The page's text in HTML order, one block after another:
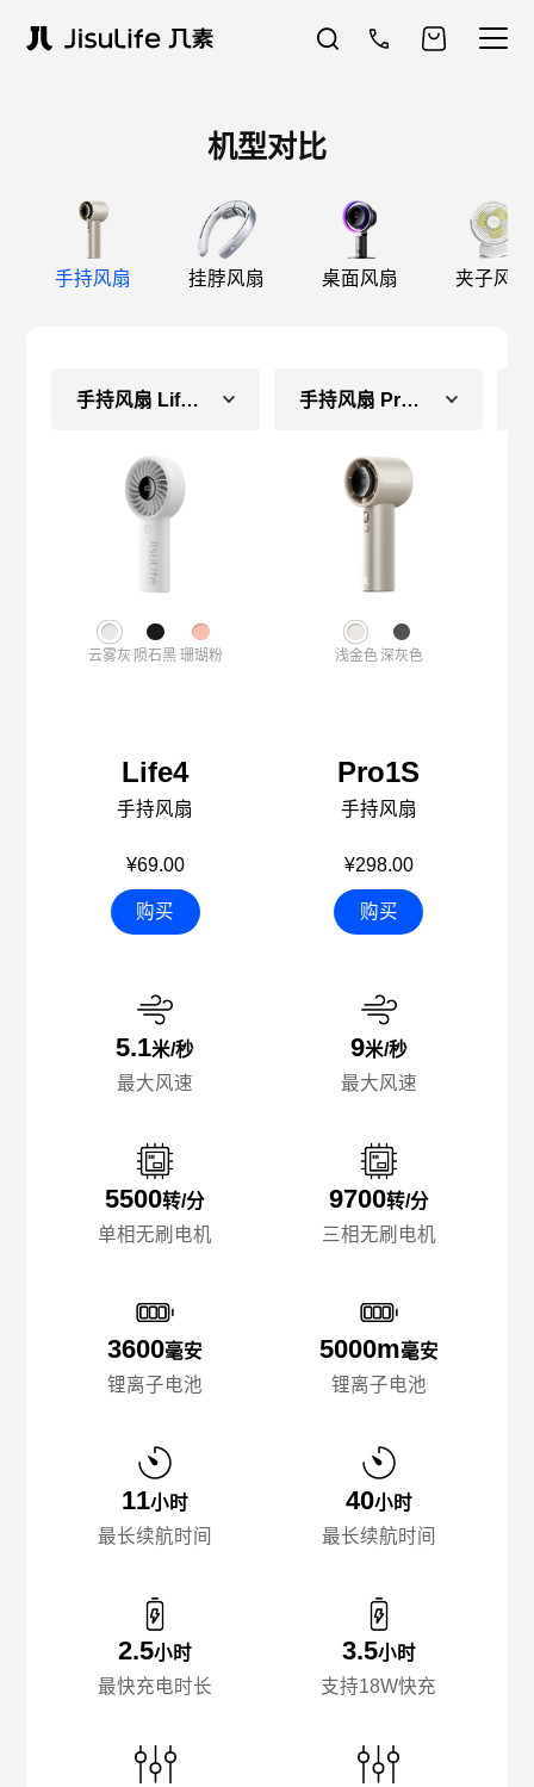
机型对比
手持风扇 挂脖风扇 桌面风扇 夹子风扇
手持风扇 Life4（常规款）
云雾灰 陨石黑 珊瑚粉
Life4
手持风扇
¥69.00
购买
5.1米/秒
最大风速
5500转/分
单相无刷电机
3600毫安
锂离子电池
11小时
最长续航时间
2.5小时
最快充电时长
手持风扇 Pro1S
浅金色深灰色
Pro1S
手持风扇
¥298.00
购买
9米/秒
最大风速
9700转/分
三相无刷电机
5000m毫安
锂离子电池
40小时
最长续航时间
3.5小时
支持18W快充